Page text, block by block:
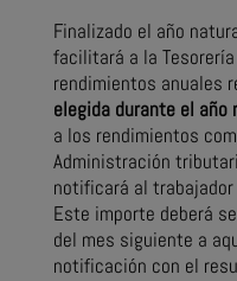
Finalizado el año
facilitará a la
rendimientos anuales
elegida durante el
a los rendimientos
Administración
notificará al
Este importe deberá
del mes siguiente a
notificación con el